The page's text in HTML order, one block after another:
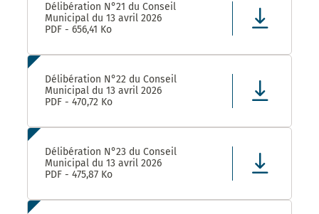
Délibération N°21 du Conseil
Municipal du 13 avril 2026
PDF - 656,41 Ko
Délibération N°22 du Conseil
Municipal du 13 avril 2026
PDF - 470,72 Ko
Délibération N°23 du Conseil
Municipal du 13 avril 2026
PDF - 475,87 Ko